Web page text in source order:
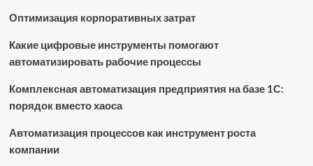
Оптимизация корпоративных затрат
Какие цифровые инструменты помогают
автоматизировать рабочие процессы
Комплексная автоматизация предприятия на базе 1С:
порядок вместо хаоса
Автоматизация процессов как инструмент роста
компании